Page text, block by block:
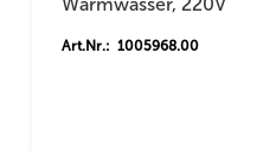
Art.Nr.: 1005968.00